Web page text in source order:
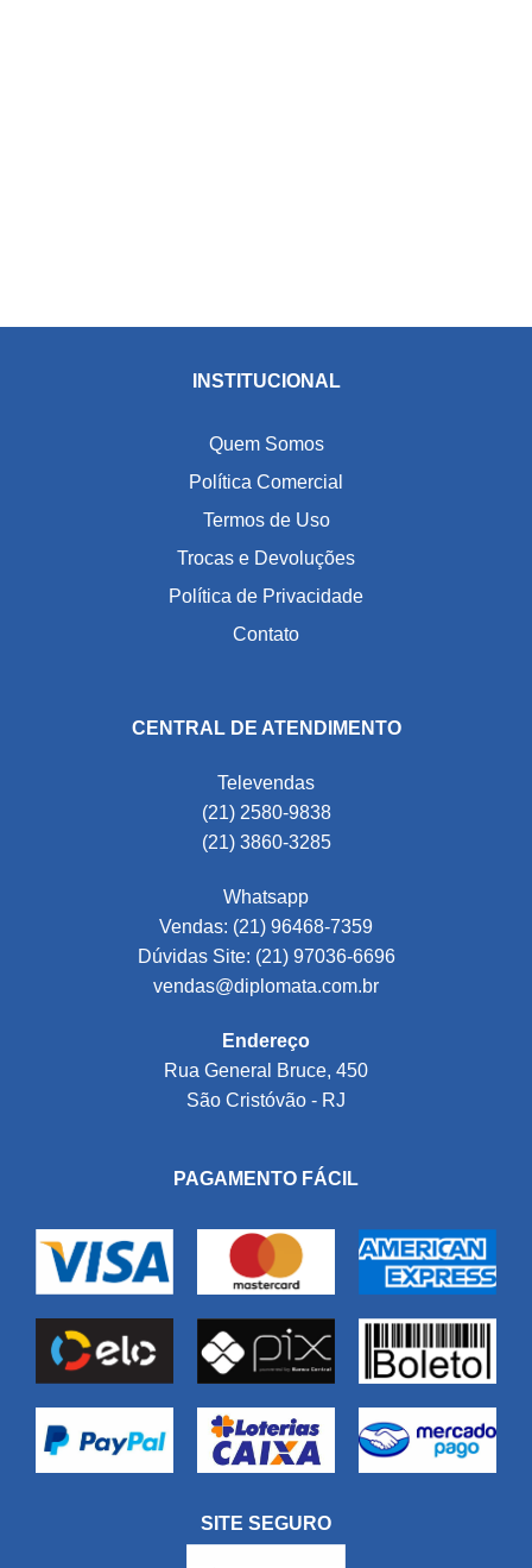
INSTITUCIONAL
Quem Somos
Política Comercial
Termos de Uso
Trocas e Devoluções
Política de Privacidade
Contato
CENTRAL DE ATENDIMENTO
Televendas
(21) 2580-9838
(21) 3860-3285
Whatsapp
Vendas: (21) 96468-7359
Dúvidas Site: (21) 97036-6696
vendas@diplomata.com.br
Endereço
Rua General Bruce, 450
São Cristóvão - RJ
PAGAMENTO FÁCIL
SITE SEGURO